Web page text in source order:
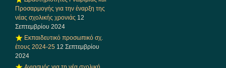
Προσαρμογής για την έναρξη της
νέας σχολικής χρονιάς 12
Σεπτεμβρίου 2024
Εκπαιδευτικό προσωπικό σχ.
έτους 2024-25 12 Σεπτεμβρίου
2024